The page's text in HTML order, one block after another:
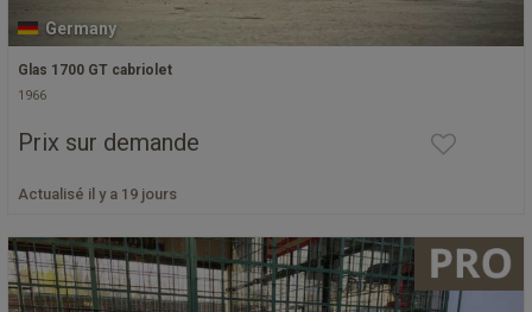
Germany
Glas 1700 GT cabriolet
1966
Prix sur demande
Actualisé il y a 19 jours